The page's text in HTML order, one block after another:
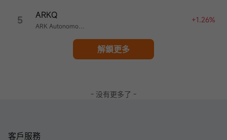
5 ARKQ +1.26%
解鎖更多
- 没有更多了 -
客戶服務